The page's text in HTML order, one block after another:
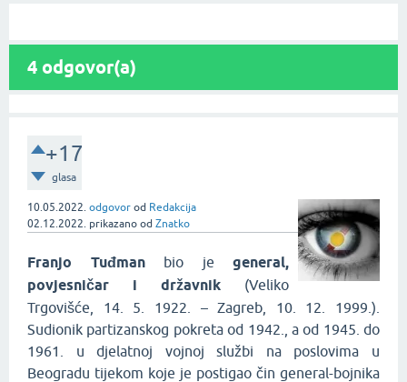
4 odgovor(a)
+17
glasa
10.05.2022. odgovor od Redakcija
02.12.2022. prikazano od Znatko
Franjo Tuđmanbio je general,
povjesničar i državnik (Veliko
Trgovišće, 14. 5. 1922. – Zagreb, 10. 12. 1999.).
Sudionik partizanskog pokreta od 1942., a od 1945. do
1961. u djelatnoj vojnoj službi na poslovima u
Beogradu tijekom koje je postigao čin general-bojnika